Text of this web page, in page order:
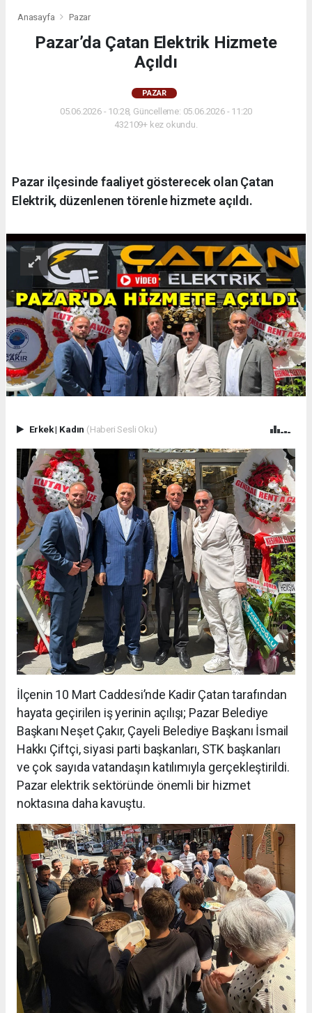
Anasayfa Pazar
Pazar’da Çatan Elektrik Hizmete
Açıldı
PAZAR
05.06.2026 - 10:28, Güncelleme: 05.06.2026 - 11:20
432109+ kez okundu.
Pazar ilçesinde faaliyet gösterecek olan Çatan
Elektrik, düzenlenen törenle hizmete açıldı.
Erkek| Kadın (Haberi Sesli Oku)
İlçenin 10 Mart Caddesi’nde Kadir Çatan tarafından
hayata geçirilen iş yerinin açılışı; Pazar Belediye
Başkanı Neşet Çakır, Çayeli Belediye Başkanı İsmail
Hakkı Çiftçi, siyasi parti başkanları, STK başkanları
ve çok sayıda vatandaşın katılımıyla gerçekleştirildi.
Pazar elektrik sektöründe önemli bir hizmet
noktasına daha kavuştu.